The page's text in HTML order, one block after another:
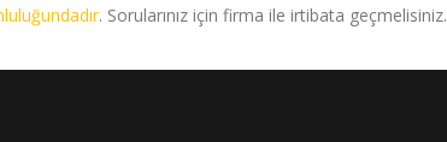
. Sorularınız için firma ile irtibata geçmelisiniz.